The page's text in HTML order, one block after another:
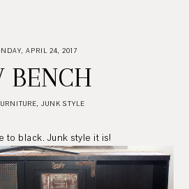
APRIL 24, 2017
BENCH
, JUNK STYLE
to black. Junk style it is!